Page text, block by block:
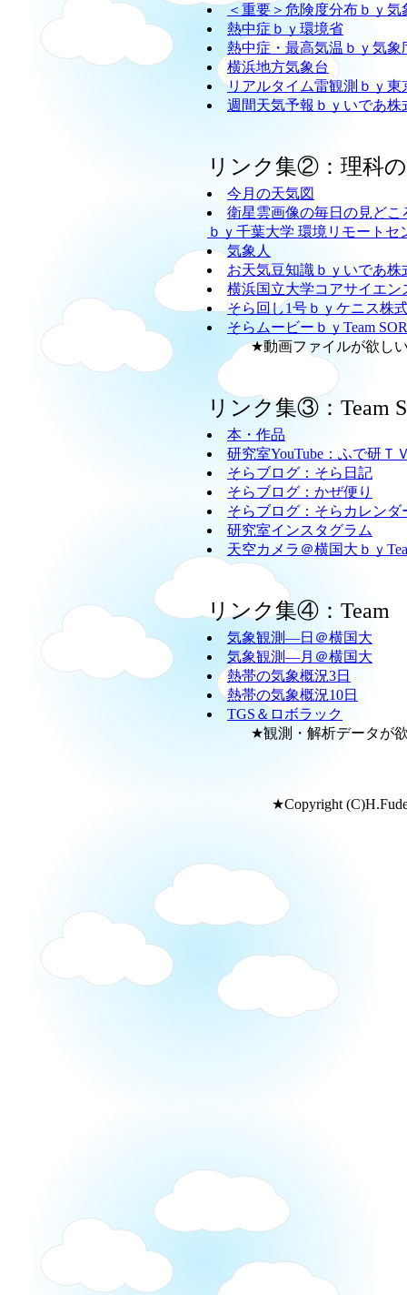
＜重要＞危険度分布ｂｙ気
熱中症ｂｙ環境省
熱中症・最高気温ｂｙ気象
横浜地方気象台
リアルタイム雷観測ｂｙ東
週間天気予報ｂｙいであ株
リンク集②：理科
今月の天気図
衛星雲画像の毎日の見どこ
ｂｙ千葉大学 環境リモート
気象人
お天気豆知識ｂｙいであ株
横浜国立大学コアサイエン
そら回し1号ｂｙケニス株
そらムービーｂｙTeam
★動画ファイルが欲しい
リンク集③：Team
本・作品
研究室YouTube：ふで研Ｔ
そらブログ：そら日記
そらブログ：かぜ便り
そらブログ：そらカレンダ
研究室インスタグラム
天空カメラ＠横国大ｂｙ
リンク集④：
気象観測―日＠横国大
気象観測―月＠横国大
熱帯の気象概況3日
熱帯の気象概況10日
TGS＆ロボラック
★観測・解析データが欲し
★Copyright